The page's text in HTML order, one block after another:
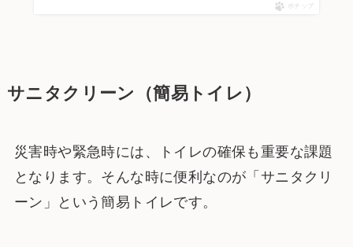
ポチップ
サニタクリーン（簡易トイレ）
災害時や緊急時には、トイレの確保も重要な課題
となります。そんな時に便利なのが「サニタクリ
ーン」という簡易トイレです。